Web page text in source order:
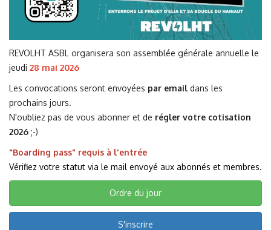
REVOLHT ASBL organisera son assemblée générale annuelle le
jeudi 28 mai 2026
Les convocations seront envoyées par email dans les
prochains jours.
N'oubliez pas de vous abonner et de régler votre cotisation
2026 ;-)
"Boarding pass" requis à l'entrée
Vérifiez votre statut via le mail envoyé aux abonnés et membres.
Ordre du jour
S'inscrire